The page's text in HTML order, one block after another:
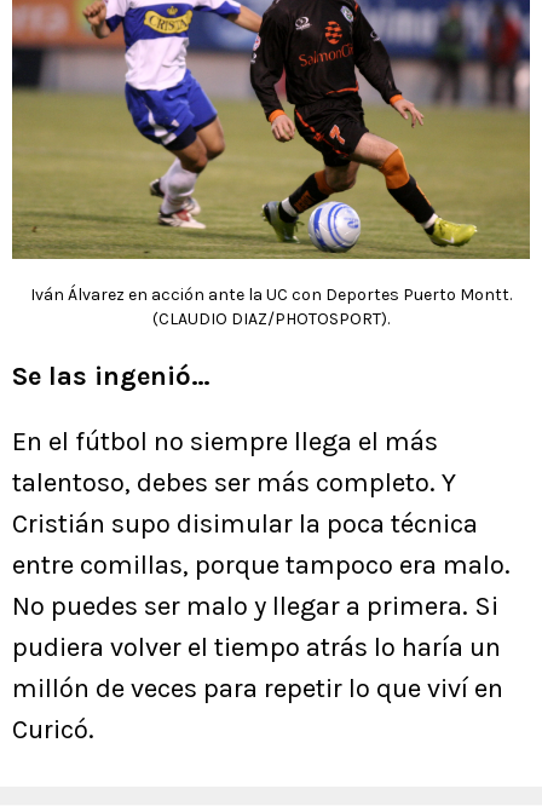
Iván Álvarez en acción ante la UC con Deportes Puerto Montt.
(CLAUDIO DIAZ/PHOTOSPORT).
Se las ingenió…
En el fútbol no siempre llega el más
talentoso, debes ser más completo. Y
Cristián supo disimular la poca técnica
entre comillas, porque tampoco era malo.
No puedes ser malo y llegar a primera. Si
pudiera volver el tiempo atrás lo haría un
millón de veces para repetir lo que viví en
Curicó.